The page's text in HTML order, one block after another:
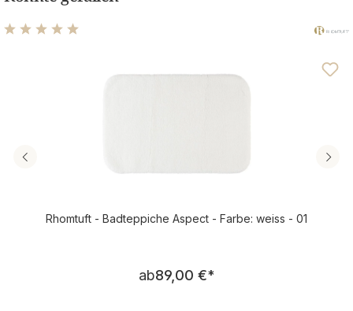
Rhomtuft - Badteppiche Aspect - Farbe: weiss - 01
Regulärer Preis:
ab89,00 €*